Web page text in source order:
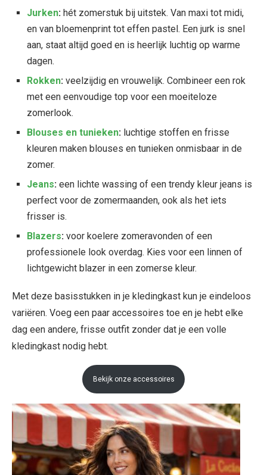
Jurken: hét zomerstuk bij uitstek. Van maxi tot midi,
en van bloemenprint tot effen pastel. Een jurk is snel
aan, staat altijd goed en is heerlijk luchtig op warme
dagen.
Rokken: veelzijdig en vrouwelijk. Combineer een rok
met een eenvoudige top voor een moeiteloze
zomerlook.
Blouses en tunieken: luchtige stoffen en frisse
kleuren maken blouses en tunieken onmisbaar in de
zomer.
Jeans: een lichte wassing of een trendy kleur jeans is
perfect voor de zomermaanden, ook als het iets
frisser is.
Blazers: voor koelere zomeravonden of een
professionele look overdag. Kies voor een linnen of
lichtgewicht blazer in een zomerse kleur.
Met deze basisstukken in je kledingkast kun je eindeloos
variëren. Voeg een paar accessoires toe en je hebt elke
dag een andere, frisse outfit zonder dat je een volle
kledingkast nodig hebt.
Bekijk onze accessoires